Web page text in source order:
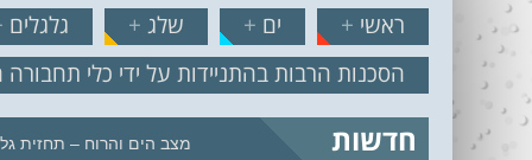
// תפריט
דלג לתוכן
ראשי + ים + שלג + גלגלים
הסכנות הרבות בהתניידות על ידי כלי
חדשות מצב הים והרוח – תחזית גלים